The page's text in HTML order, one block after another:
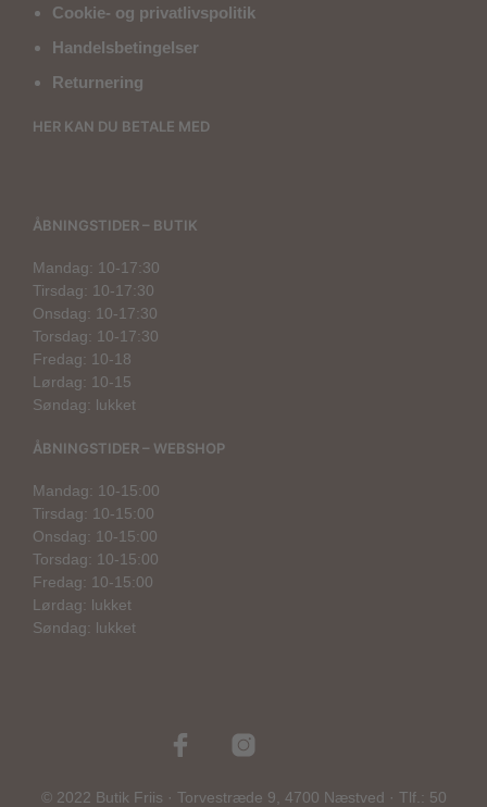
Cookie- og privatlivspolitik
Handelsbetingelser
Returnering
HER KAN DU BETALE MED
ÅBNINGSTIDER – BUTIK
Mandag: 10-17:30
Tirsdag: 10-17:30
Onsdag: 10-17:30
Torsdag: 10-17:30
Fredag: 10-18
Lørdag: 10-15
Søndag: lukket
ÅBNINGSTIDER – WEBSHOP
Mandag: 10-15:00
Tirsdag: 10-15:00
Onsdag: 10-15:00
Torsdag: 10-15:00
Fredag: 10-15:00
Lørdag: lukket
Søndag: lukket
© 2022 Butik Friis · Torvestræde 9, 4700 Næstved · Tlf.: 50